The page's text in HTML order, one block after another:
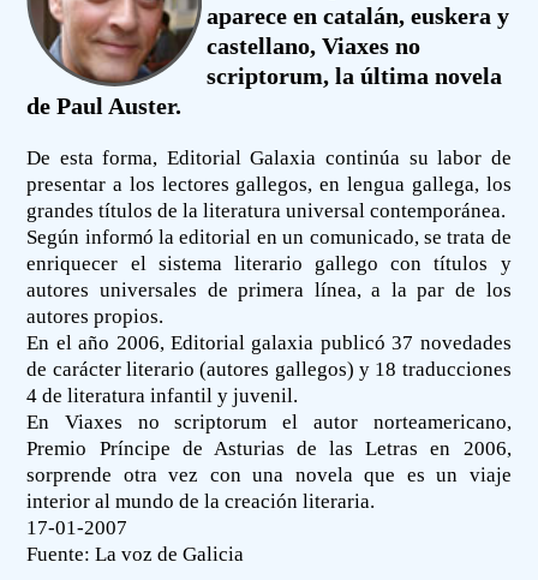
aparece en catalán, euskera y
castellano, Viaxes no
scriptorum, la última novela
de Paul Auster.
De esta forma, Editorial Galaxia continúa su labor de
presentar a los lectores gallegos, en lengua gallega, los
grandes títulos de la literatura universal contemporánea.
Según informó la editorial en un comunicado, se trata de
enriquecer el sistema literario gallego con títulos y
autores universales de primera línea, a la par de los
autores propios.
En el año 2006, Editorial galaxia publicó 37 novedades
de carácter literario (autores gallegos) y 18 traducciones
4 de literatura infantil y juvenil.
En Viaxes no scriptorum el autor norteamericano,
Premio Príncipe de Asturias de las Letras en 2006,
sorprende otra vez con una novela que es un viaje
interior al mundo de la creación literaria.
17-01-2007
Fuente:La voz de Galicia